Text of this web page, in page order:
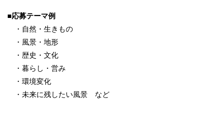
■応募テーマ例
・自然・生きもの
・風景・地形
・歴史・文化
・暮らし・営み
・環境変化
・未来に残したい風景 など